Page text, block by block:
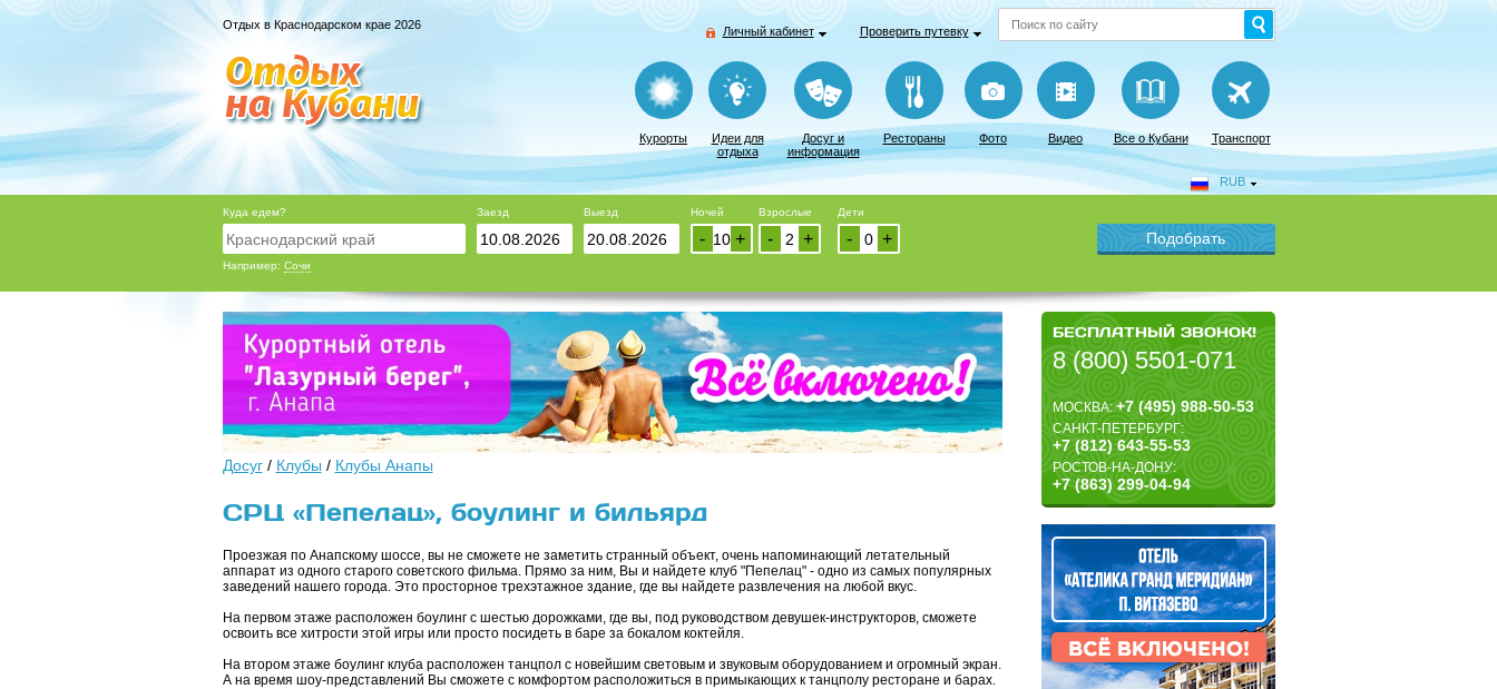
Отдых в Краснодарском крае 2026 Личный кабинет Проверить путевку
Курорты
Идеи для
отдыха
Досуг и
информация
Рестораны Фото Видео Все о Кубани Транспорт
RUB
Куда едем?
Например: Сочи
Заезд Выезд Ночей
+
-
Взрослые
+
-
Дети
+
-
БЕСПЛАТНЫЙ ЗВОНОК!
8 (800) 5501-071
МОСКВА:+7 (495) 988-50-53
САНКТ-ПЕТЕРБУРГ:
+7 (812) 643-55-53
РОСТОВ-НА-ДОНУ:
+7 (863) 299-04-94
Досуг/ Клубы / Клубы Анапы
СРЦ «Пепелац», боулинг и бильярд
Проезжая по Анапскому шоссе, вы не сможете не заметить странный объект, очень напоминающий летательный
аппарат из одного старого советского фильма. Прямо за ним, Вы и найдете клуб "Пепелац" - одно из самых популярных
заведений нашего города. Это просторное трехэтажное здание, где вы найдете развлечения на любой вкус.
На первом этаже расположен боулинг с шестью дорожками, где вы, под руководством девушек-инструкторов, сможете
освоить все хитрости этой игры или просто посидеть в баре за бокалом коктейля.
На втором этаже боулинг клуба расположен танцпол с новейшим световым и звуковым оборудованием и огромный экран.
А на время шоу-представлений Вы сможете с комфортом расположиться в примыкающих к танцполу ресторане и барах.